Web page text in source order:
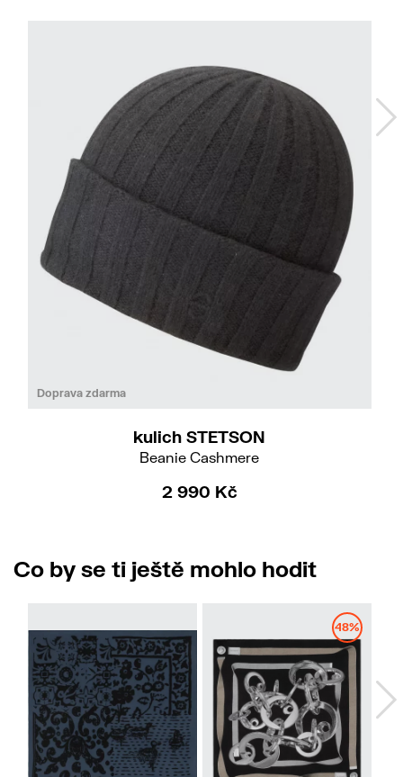
Doprava zdarma
kulich STETSON
Beanie Cashmere
2 990 Kč
Co by se ti ještě mohlo hodit
48%